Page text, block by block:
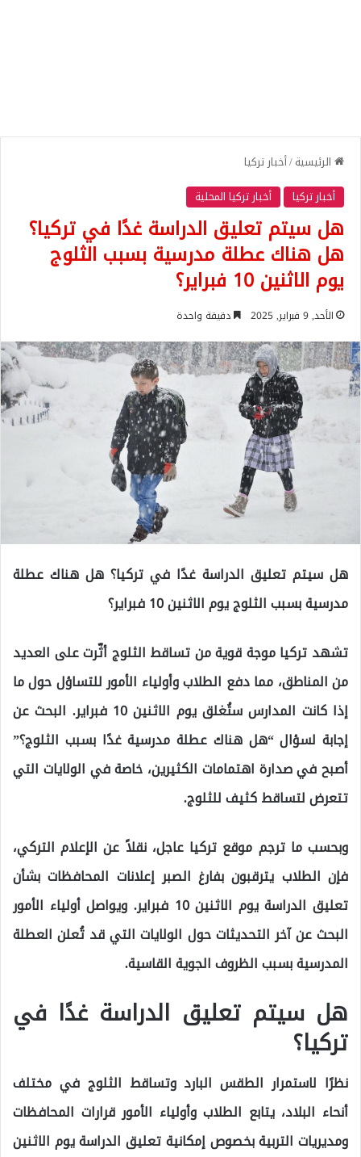
الرئيسية/أخبار تركيا
أخبار تركيا
أخبار تركيا المحلية
هل سيتم تعليق الدراسة غدًا في تركيا؟
هل هناك عطلة مدرسية بسبب الثلوج
يوم الاثنين 10 فبراير؟
الأحد, 9 فبراير, 2025 دقيقة واحدة
هل سيتم تعليق الدراسة غدًا في تركيا؟ هل هناك عطلة
مدرسية بسبب الثلوج يوم الاثنين 10 فبراير؟
تشهد تركيا موجة قوية من تساقط الثلوج أثّرت على العديد
من المناطق، مما دفع الطلاب وأولياء الأمور للتساؤل حول ما
إذا كانت المدارس ستُغلق يوم الاثنين 10 فبراير. البحث عن
إجابة لسؤال “هل هناك عطلة مدرسية غدًا بسبب الثلوج؟”
أصبح في صدارة اهتمامات الكثيرين، خاصة في الولايات التي
تتعرض لتساقط كثيف للثلوج.
وبحسب ما ترجم موقع تركيا عاجل، نقلاً عن الإعلام التركي،
فإن الطلاب يترقبون بفارغ الصبر إعلانات المحافظات بشأن
تعليق الدراسة يوم الاثنين 10 فبراير. ويواصل أولياء الأمور
البحث عن آخر التحديثات حول الولايات التي قد تُعلن العطلة
المدرسية بسبب الظروف الجوية القاسية.
هل سيتم تعليق الدراسة غدًا في
تركيا؟
نظرًا لاستمرار الطقس البارد وتساقط الثلوج في مختلف
أنحاء البلاد، يتابع الطلاب وأولياء الأمور قرارات المحافظات
ومديريات التربية بخصوص إمكانية تعليق الدراسة يوم الاثنين